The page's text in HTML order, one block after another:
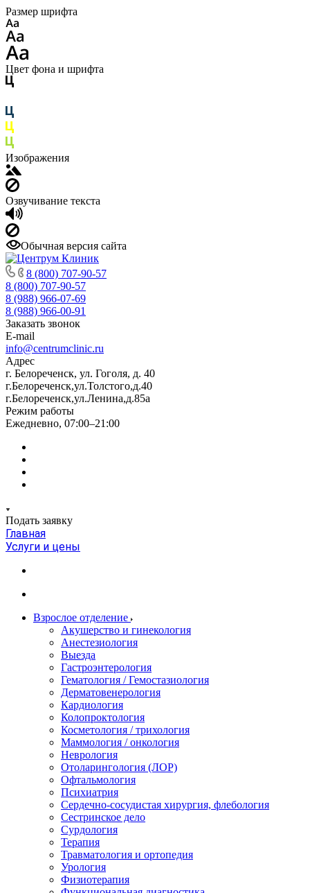
Размер шрифта
Цвет фона и шрифта
Изображения
Озвучивание текста
Обычная версия сайта
8 (800) 707-90-57
8 (800) 707-90-57
8 (988) 966-07-69
8 (988) 966-00-91
Заказать звонок
E-mail
info@centrumclinic.ru
Адрес
г. Белореченск, ул. Гоголя, д. 40
г.Белореченск,ул.Толстого,д.40
г.Белореченск,ул.Ленина,д.85а
Режим работы
Ежедневно, 07:00–21:00
Подать заявку
Главная
Услуги и цены
Взрослое отделение
Акушерство и гинекология
Анестезиология
Выезда
Гастроэнтерология
Гематология / Гемостазиология
Дерматовенерология
Кардиология
Колопроктология
Косметология / трихология
Маммология / онкология
Неврология
Отоларингология (ЛОР)
Офтальмология
Психиатрия
Сердечно-сосудистая хирургия, флебология
Сестринское дело
Сурдология
Терапия
Травматология и ортопедия
Урология
Физиотерапия